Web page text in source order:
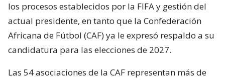
los procesos establecidos por la FIFA y gestión del
actual presidente, en tanto que la Confederación
Africana de Fútbol (CAF) ya le expresó respaldo a su
candidatura para las elecciones de 2027.
Las 54 asociaciones de la CAF representan más de